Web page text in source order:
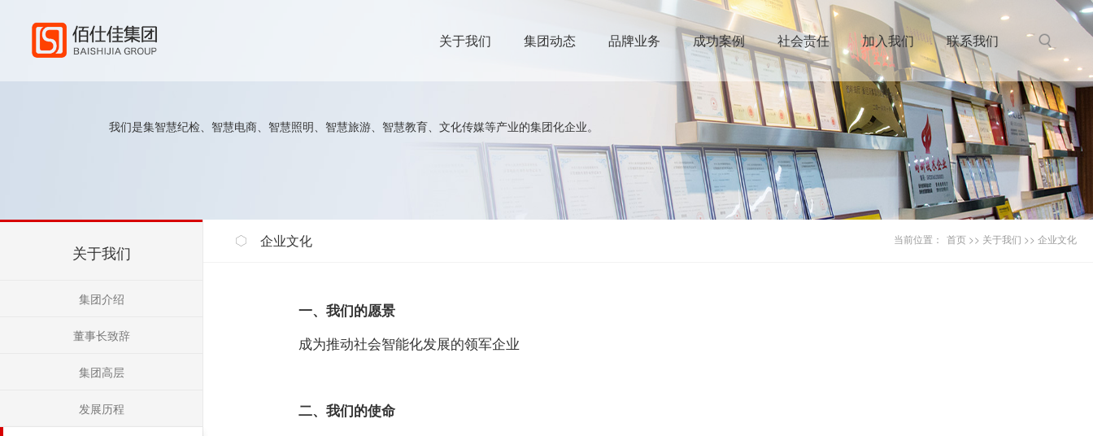
关于我们 集团动态 品牌业务 成功案例 社会责任 加入我们 联系我们
组织机构 集团视频
电集成）
热点关键词： 智慧纪检 智慧旅游（弱电集成） 文化传媒
我们是集智慧纪检、智慧电商、智慧照明、智慧旅游、智慧教育、文化传媒等产业的集团化企业。
关于我们
集团介绍
董事长致辞
集团高层
发展历程
当前位置： 首页 >> 关于我们 >> 企业文化
企业文化
一、我们的愿景
成为推动社会智能化发展的领军企业
二、我们的使命